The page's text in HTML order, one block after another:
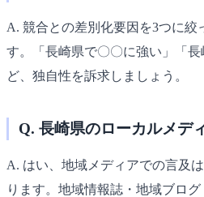
A. 競合との差別化要因を3つに絞
す。「長崎県で〇〇に強い」「
ど、独自性を訴求しましょう。
Q. 長崎県のローカルメデ
A. はい、地域メディアでの言及
ります。地域情報誌・地域ブロ